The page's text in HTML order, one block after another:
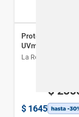
Protector Solar
UVmune 400
La Roche-Posay
$
$ 1645